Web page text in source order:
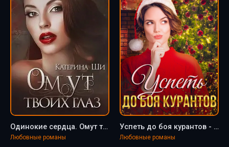
Одинокие сердца. Омут твоих глаз - Катерина Ши (1)
Любовные романы
Успеть до боя курантов - Катерина Ши
Любовные романы